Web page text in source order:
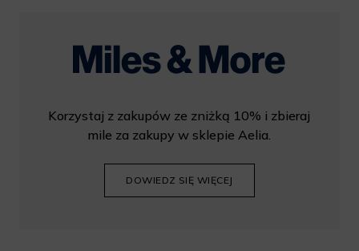
Korzystaj z zakupów ze zniżką 10% i zbieraj
mile za zakupy w sklepie Aelia.
DOWIEDZ SIĘ WIĘCEJ